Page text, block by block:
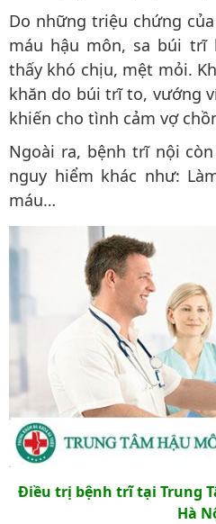
Do những triệu chứng
máu hậu môn, sa búi trĩ
thấy khó chịu, mệt mỏi.
khăn do búi trĩ to, vướng
khiến cho tình cảm vợ
Ngoài ra, bệnh trĩ nội
nguy hiểm khác như:
máu…
Điều trị bệnh trĩ tại Trung
Hà